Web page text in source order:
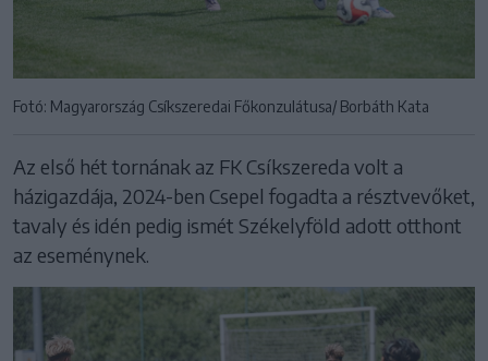
Fotó: Magyarország Csíkszeredai Főkonzulátusa/ Borbáth Kata
Az első hét tornának az FK Csíkszereda volt a
házigazdája, 2024-ben Csepel fogadta a résztvevőket,
tavaly és idén pedig ismét Székelyföld adott otthont
az eseménynek.